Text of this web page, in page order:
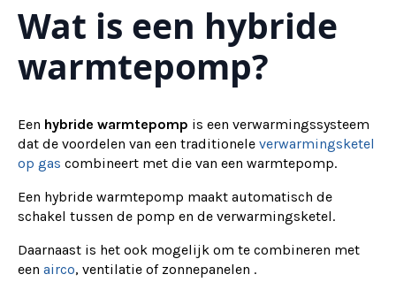
Wat is een hybride
warmtepomp?
Een hybride warmtepomp is een verwarmingssysteem
dat de voordelen van een traditionele verwarmingsketel
op gas combineert met die van een warmtepomp.
Een hybride warmtepomp maakt automatisch de
schakel tussen de pomp en de verwarmingsketel.
Daarnaast is het ook mogelijk om te combineren met
een airco, ventilatie of zonnepanelen .